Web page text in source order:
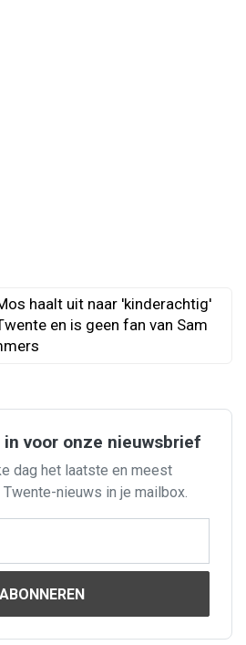
haalt uit naar 'kinderachtig'
en is geen fan van Sam
voor onze nieuwsbrief
dag het laatste en meest
nieuws in je mailbox.
ABONNEREN